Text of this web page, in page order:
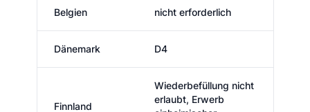
Belgien nicht erforderlich
Dänemark D4
Finnland
Wiederbefüllung nicht
erlaubt, Erwerb